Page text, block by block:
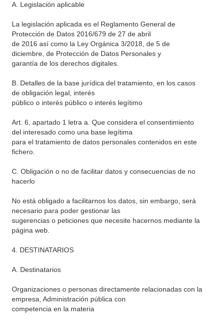
A. Legislación aplicable
La legislación aplicada es el Reglamento General de
Protección de Datos 2016/679 de 27 de abril
de 2016 así como la Ley Orgánica 3/2018, de 5 de
diciembre, de Protección de Datos Personales y
garantía de los derechos digitales.
B. Detalles de la base jurídica del tratamiento, en los casos
de obligación legal, interés
público o interés público o interés legítimo
Art. 6, apartado 1 letra a. Que considera el consentimiento
del interesado como una base legítima
para el tratamiento de datos personales contenidos en este
fichero.
C. Obligación o no de facilitar datos y consecuencias de no
hacerlo
No está obligado a facilitarnos los datos, sin embargo, será
necesario para poder gestionar las
sugerencias o peticiones que necesite hacernos mediante la
página web.
4. DESTINATARIOS
A. Destinatarios
Organizaciones o personas directamente relacionadas con la
empresa, Administración pública con
competencia en la materia